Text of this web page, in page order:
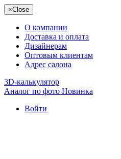
×Close
О компании
Доставка и оплата
Дизайнерам
Оптовым клиентам
Адрес салона
3D-калькулятор
Аналог по фото Новинка
Войти